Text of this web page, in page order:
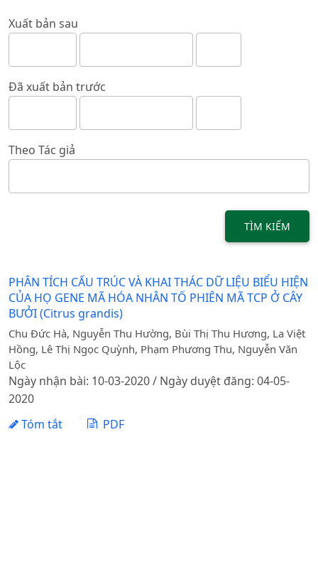
Xuất bản sau
Đã xuất bản trước
Theo Tác giả
TÌM KIẾM
PHÂN TÍCH CẤU TRÚC VÀ KHAI THÁC DỮ LIỆU BIỂU HIỆN
CỦA HỌ GENE MÃ HÓA NHÂN TỐ PHIÊN MÃ TCP Ở CÂY
BƯỞI (Citrus grandis)
Chu Đức Hà, Nguyễn Thu Hường, Bùi Thị Thu Hương, La Việt
Hồng, Lê Thị Ngọc Quỳnh, Phạm Phương Thu, Nguyễn Văn
Lộc
Ngày nhận bài: 10-03-2020 / Ngày duyệt đăng: 04-05-
2020
Tóm tắt
PDF